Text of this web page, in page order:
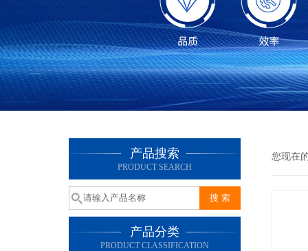
产品搜索
PRODUCT SEARCH
产品分类
PRODUCT CLASSIFICATION
您现在